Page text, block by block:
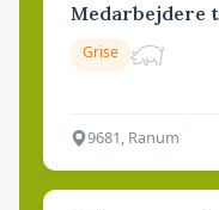
Medarbejdere
Grise
9681, Ranum